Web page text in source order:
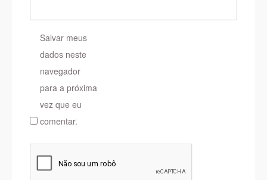
Salvar meus
dados neste
navegador
para a próxima
vez que eu
comentar.